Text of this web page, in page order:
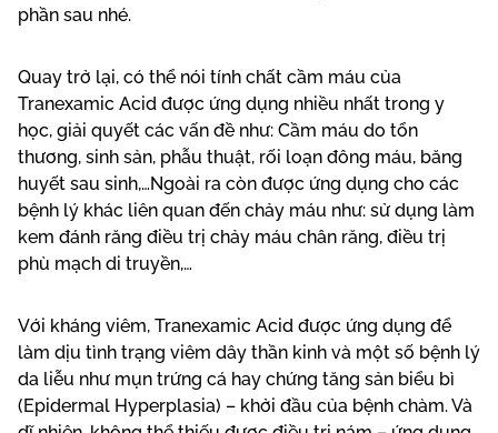
phần sau nhé.
Quay trở lại, có thể nói tính chất cầm máu của
Tranexamic Acid được ứng dụng nhiều nhất trong y
học, giải quyết các vấn đề như: Cầm máu do tổn
thương, sinh sản, phẫu thuật, rối loạn đông máu, băng
huyết sau sinh,…Ngoài ra còn được ứng dụng cho các
bệnh lý khác liên quan đến chảy máu như: sử dụng làm
kem đánh răng điều trị chảy máu chân răng, điều trị
phù mạch di truyền,…
Với kháng viêm, Tranexamic Acid được ứng dụng để
làm dịu tình trạng viêm dây thần kinh và một số bệnh lý
da liễu như mụn trứng cá hay chứng tăng sản biểu bì
(Epidermal Hyperplasia) – khởi đầu của bệnh chàm. Và